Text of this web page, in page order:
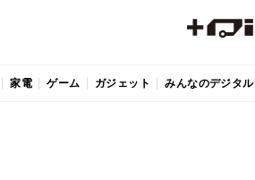
家電 ゲーム ガジェット みんなのデジタル